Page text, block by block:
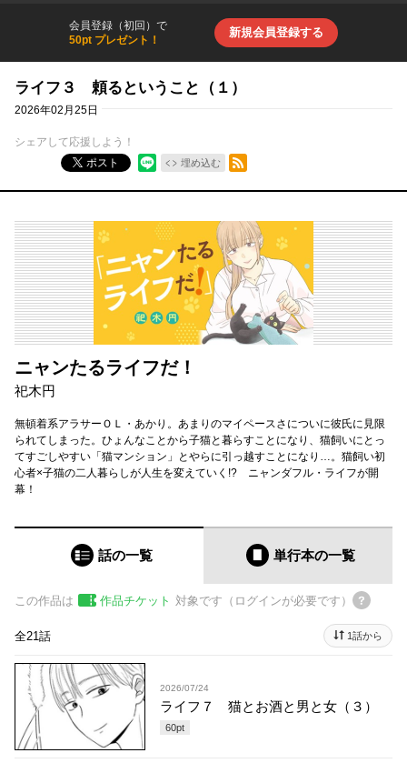
会員登録（初回）で
50pt プレゼント！
新規会員登録する
ライフ３ 頼るということ（１）
2026年02月25日
シェアして応援しよう！
ポスト
埋め込む
RSSフィード
ニャンたるライフだ！
祀木円
無頓着系アラサーＯＬ・あかり。あまりのマイペースさについに彼氏に見限
られてしまった。ひょんなことから子猫と暮らすことになり、猫飼いにとっ
てすごしやすい「猫マンション」とやらに引っ越すことになり…。猫飼い初
心者×子猫の二人暮らしが人生を変えていく!? ニャンダフル・ライフが開
幕！
話の一覧 単行本の一覧
この作品は 作品チケット 対象です（ログインが必要です）
全21話 1話から
2026/07/24
ライフ７ 猫とお酒と男と女（３）
60pt